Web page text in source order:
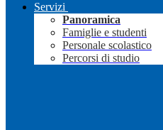
Servizi
Panoramica
Famiglie e studenti
Personale scolastico
Percorsi di studio